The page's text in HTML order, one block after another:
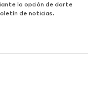
la opción de darte
de noticias.